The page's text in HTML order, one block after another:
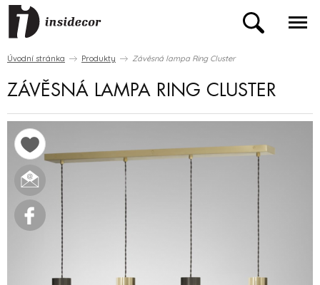
Úvodní stránka Produkty Závěsná lampa Ring Cluster
ZÁVĚSNÁ LAMPA RING CLUSTER